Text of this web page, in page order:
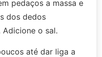
pedaços a massa e
dos dedos
o sal.
até dar liga a